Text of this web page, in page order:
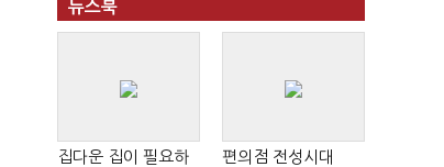
뉴스북
집다운 집이 필요하
편의점 전성시대